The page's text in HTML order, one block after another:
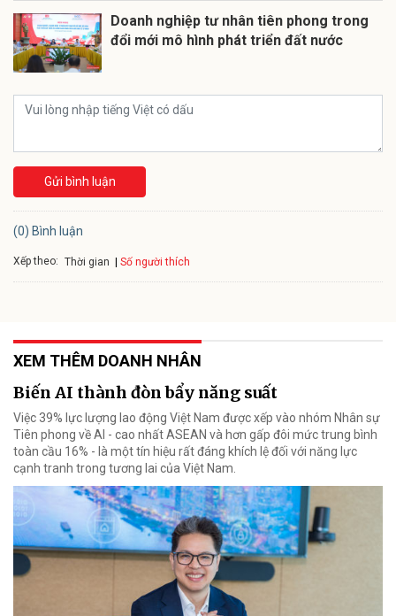
Doanh nghiệp tư nhân tiên phong trong
đổi mới mô hình phát triển đất nước
Gửi bình luận
(0) Bình luận
Xếp theo: Thời gian Số người thích
XEM THÊM DOANH NHÂN
Biến AI thành đòn bẩy năng suất
Việc 39% lực lượng lao động Việt Nam được xếp vào nhóm Nhân sự
Tiên phong về AI - cao nhất ASEAN và hơn gấp đôi mức trung bình
toàn cầu 16% - là một tín hiệu rất đáng khích lệ đối với năng lực
cạnh tranh trong tương lai của Việt Nam.